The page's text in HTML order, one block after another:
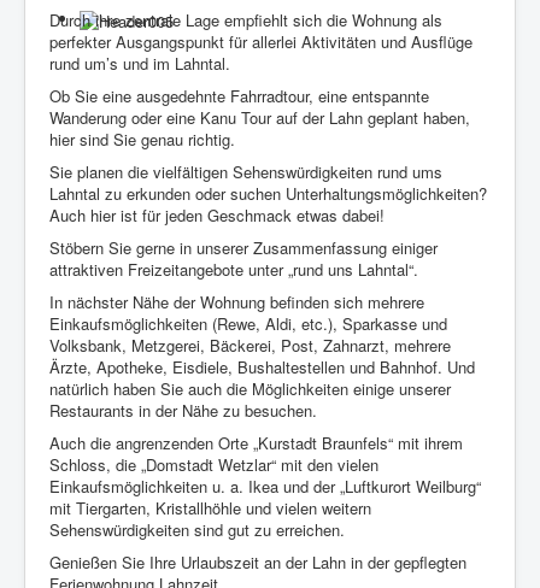
Durch ihre zentrale Lage empfiehlt sich die Wohnung als
perfekter Ausgangspunkt für allerlei Aktivitäten und Ausflüge
rund um’s und im Lahntal.
Ob Sie eine ausgedehnte Fahrradtour, eine entspannte
Wanderung oder eine Kanu Tour auf der Lahn geplant haben,
hier sind Sie genau richtig.
Sie planen die vielfältigen Sehenswürdigkeiten rund ums
Lahntal zu erkunden oder suchen Unterhaltungsmöglichkeiten?
Auch hier ist für jeden Geschmack etwas dabei!
Stöbern Sie gerne in unserer Zusammenfassung einiger
attraktiven Freizeitangebote unter „rund uns Lahntal“.
In nächster Nähe der Wohnung befinden sich mehrere
Einkaufsmöglichkeiten (Rewe, Aldi, etc.), Sparkasse und
Volksbank, Metzgerei, Bäckerei, Post, Zahnarzt, mehrere
Ärzte, Apotheke, Eisdiele, Bushaltestellen und Bahnhof. Und
natürlich haben Sie auch die Möglichkeiten einige unserer
Restaurants in der Nähe zu besuchen.
Auch die angrenzenden Orte „Kurstadt Braunfels“ mit ihrem
Schloss, die „Domstadt Wetzlar“ mit den vielen
Einkaufsmöglichkeiten u. a. Ikea und der „Luftkurort Weilburg“
mit Tiergarten, Kristallhöhle und vielen weitern
Sehenswürdigkeiten sind gut zu erreichen.
Genießen Sie Ihre Urlaubszeit an der Lahn in der gepflegten